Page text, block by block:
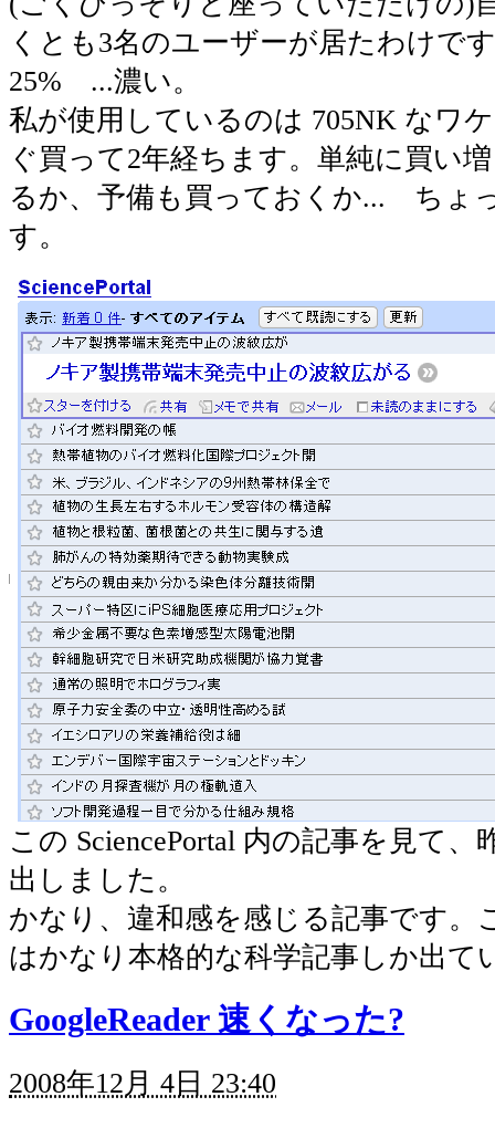
くとも3名のユーザーが居たわけで
25% ...濃い。
私が使用しているのは 705NK なワ
ぐ買って2年経ちます。単純に買い
るか、予備も買っておくか... ちょ
す。
この SciencePortal 内の記事を見て
出しました。
かなり、違和感を感じる記事です。
はかなり本格的な科学記事しか出て
GoogleReader 速くなった?
2008年12月 4日 23:40